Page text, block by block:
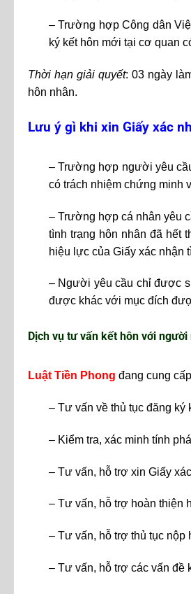
– Trường hợp Công dân
ký kết hôn mới tại cơ quan
Thời hạn giải quyết: 03 ngày
hôn nhân.
Lưu ý gì khi xin Giấy xác
– Trường hợp người yêu
có trách nhiệm chứng minh
– Trường hợp cá nhân yêu
tình trạng hôn nhân đã hết
hiệu lực của Giấy xác nhận
– Người yêu cầu chỉ được
được khác với mục đích
Dịch vụ tư vấn kết hôn với
Luật Tiền Phong đang cung
– Tư vấn về thủ tục đăng
– Kiểm tra, xác minh tính
– Tư vấn, hỗ trợ xin Giấy
– Tư vấn, hỗ trợ hoàn thiện
– Tư vấn, hỗ trợ thủ tục nộp
– Tư vấn, hỗ trợ các vấn đề